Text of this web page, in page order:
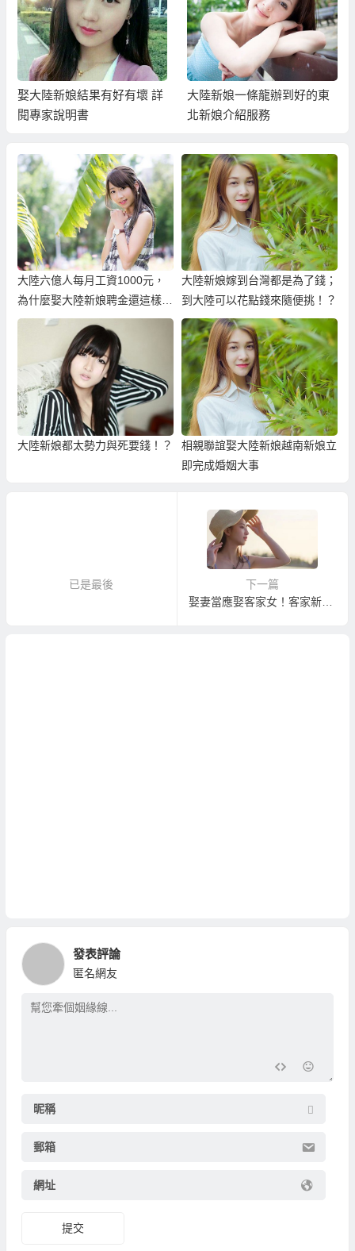
娶大陸新娘結果有好有壞 詳
閱專家說明書
大陸新娘一條龍辦到好的東
北新娘介紹服務
大陸六億人每月工資1000元，
為什麼娶大陸新娘聘金還這樣
高？
大陸新娘嫁到台灣都是為了錢；
到大陸可以花點錢來隨便挑！？
大陸新娘都太勢力與死要錢！？
相親聯誼娶大陸新娘越南新娘立
即完成婚姻大事
已是最後
下一篇
娶妻當應娶客家女！客家新娘是大陸新娘的好選擇！
發表評論
匿名網友
昵稱
郵箱
網址
提交